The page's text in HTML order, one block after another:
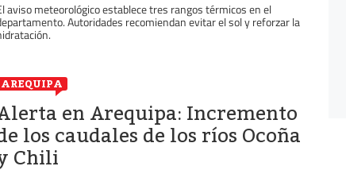
aviso meteorológico establece tres rangos térmicos en el
Autoridades recomiendan evitar el sol y reforzar la
AREQUIPA
en Arequipa: Incremento
los caudales de los ríos Ocoña
Chili